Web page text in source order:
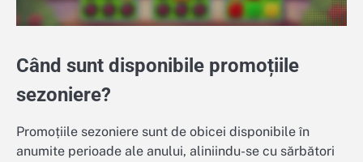
Când sunt disponibile promoțiile
sezoniere?
Promoțiile sezoniere sunt de obicei disponibile în
anumite perioade ale anului, aliniindu-se cu sărbători